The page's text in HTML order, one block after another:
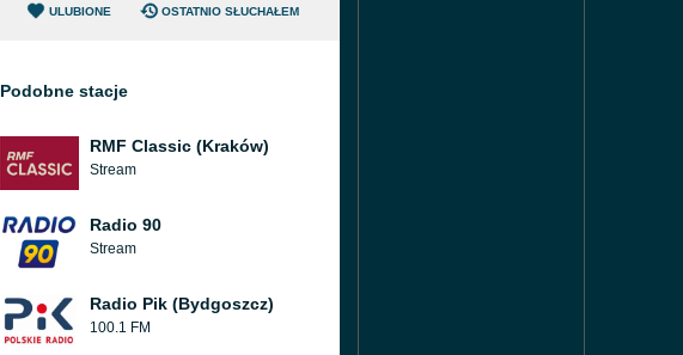
ULUBIONE OSTATNIO SŁUCHAŁEM
Podobne stacje
RMF Classic (Kraków)
Stream
Radio 90
Stream
Radio Pik (Bydgoszcz)
100.1 FM